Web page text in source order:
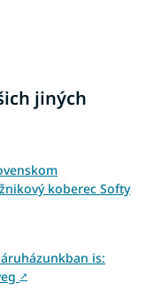
jiných
koberec Softy
is:
↗